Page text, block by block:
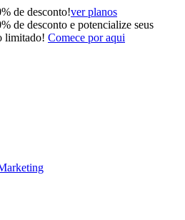
de desconto!ver planos
de desconto e potencialize seus
limitado! Comece por aqui